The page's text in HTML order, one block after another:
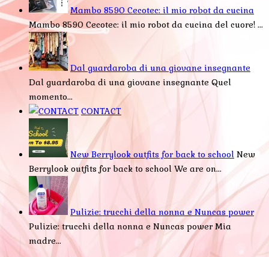
Mambo 8590 Cecotec: il mio robot da cucina
Mambo 8590 Cecotec: il mio robot da cucina del cuore! ...
Dal guardaroba di una giovane insegnante
Dal guardaroba di una giovane insegnante Quel
momento...
CONTACT
New Berrylook outfits for back to school New
Berrylook outfits for back to school We are on...
Pulizie: trucchi della nonna e Nuncas power
Pulizie: trucchi della nonna e Nuncas power Mia
madre...